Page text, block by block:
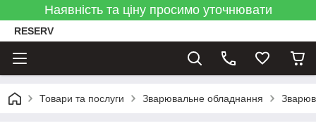
Наявність та ціну просимо уточнювати
RESERV
Товари та послуги Зварювальне обладнання